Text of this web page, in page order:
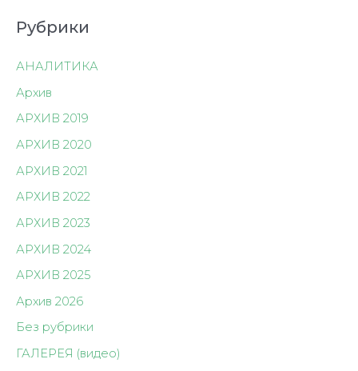
Рубрики
АНАЛИТИКА
Архив
АРХИВ 2019
АРХИВ 2020
АРХИВ 2021
АРХИВ 2022
АРХИВ 2023
АРХИВ 2024
АРХИВ 2025
Архив 2026
Без рубрики
ГАЛЕРЕЯ (видео)